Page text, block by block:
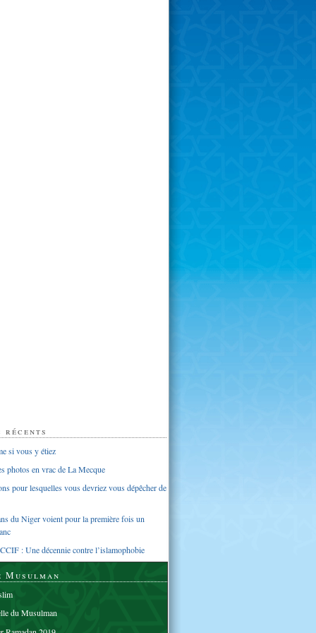
si vous y étiez
photos en vrac de La Mecque
pour lesquelles vous devriez vous dépêcher de
du Niger voient pour la première fois un
: Une décennie contre l’islamophobie
Musulman
du Musulman